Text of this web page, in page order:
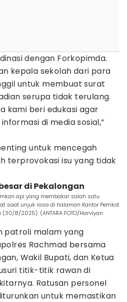
dengan Forkopimda.
kepala sekolah dari para
untuk membuat surat
serupa tidak terulang.
kami beri edukasi agar
di media sosial,”
untuk mencegah
terprovokasi isu yang tidak
di Pekalongan
api yang membakar salah satu
saat unjuk rasa di halaman Kantor Pemkot
(30/8/2025). (ANTARA FOTO/Harviyan
patroli malam yang
Rachmad bersama
Wakil Bupati, dan Ketua
titik-titik rawan di
Ratusan personel
untuk memastikan